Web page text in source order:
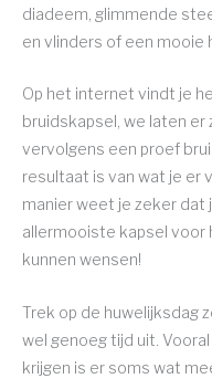
diadeem, glimmende
en vlinders of een mooie
Op het internet vindt je
bruidskapsel, we laten er
vervolgens een proef
resultaat is van wat je er
manier weet je zeker dat
allermooiste kapsel
kunnen wensen!
Trek op de huwelijksdag
wel genoeg tijd uit.
krijgen is er soms wat